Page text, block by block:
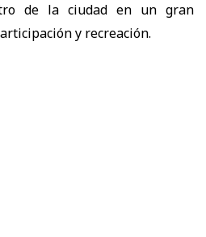
de la ciudad en un gran
y recreación.